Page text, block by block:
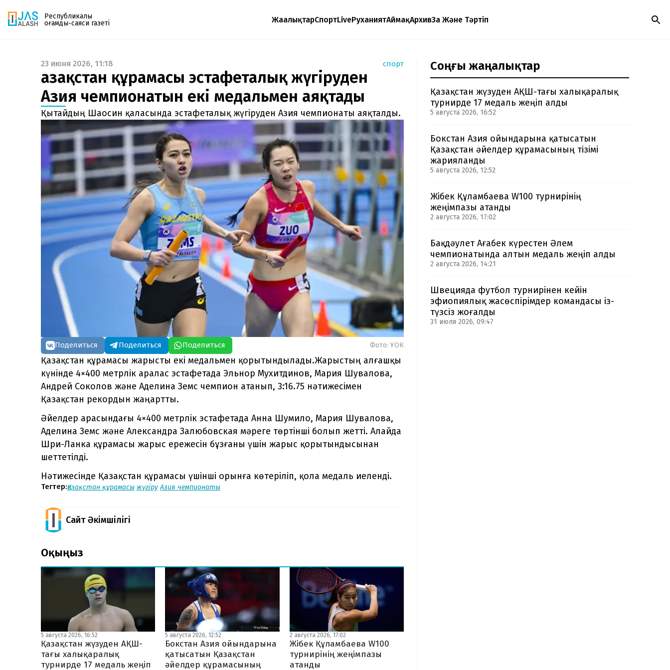
Республикалық
қоғамдық-саяси газеті
ЖаңалықтарСпортLiveРуханиятАймақАрхивЗаң Және Тәртіп
Газетке жазылу
PDF форматтағы газетті ай сайын электронды
поштаңызға алып отырыңыз. Жаңа нөмір
шыққан сәтте сізге бірден жіберіледі. Тек email
енгізіңіз, біз қалғанын өзіміз жібереміз.
23 июня 2026, 11:18 спорт
Қазақстан құрамасы эстафеталық жүгіруден
Азия чемпионатын екі медальмен аяқтады
Қытайдың Шаосин қаласында эстафеталық жүгіруден Азия чемпионаты аяқталды.
Поделиться Поделиться Поделиться Фото: ҰОК
Қазақстан құрамасы жарысты екі медальмен қорытындылады.Жарыстың алғашқы
күнінде 4×400 метрлік аралас эстафетада Эльнор Мухитдинов, Мария Шувалова,
Андрей Соколов және Аделина Земс чемпион атанып, 3:16.75 нәтижесімен
Қазақстан рекордын жаңартты.
Әйелдер арасындағы 4×400 метрлік эстафетада Анна Шумило, Мария Шувалова,
Аделина Земс және Александра Залюбовская мәреге төртінші болып жетті. Алайда
Шри-Ланка құрамасы жарыс ережесін бұзғаны үшін жарыс қорытындысынан
шеттетілді.
Нәтижесінде Қазақстан құрамасы үшінші орынға көтеріліп, қола медаль иеленді.
Тегтер:Қазақстан құрамасы жүгіру Азия чемпионаты
Сайт Әкімшілігі
Оқыңыз
5 августа 2026, 16:52
Қазақстан жүзуден АҚШ-
тағы халықаралық
турнирде 17 медаль жеңіп
5 августа 2026, 12:52
Бокстан Азия ойындарына
қатысатын Қазақстан
әйелдер құрамасының
2 августа 2026, 17:02
Жібек Құламбаева W100
турнирінің жеңімпазы
атанды
Соңғы жаңалықтар
Қазақстан жүзуден АҚШ-тағы халықаралық
турнирде 17 медаль жеңіп алды
5 августа 2026, 16:52
Бокстан Азия ойындарына қатысатын
Қазақстан әйелдер құрамасының тізімі
жарияланды
5 августа 2026, 12:52
Жібек Құламбаева W100 турнирінің
жеңімпазы атанды
2 августа 2026, 17:02
Бақдәулет Ағабек күрестен Әлем
чемпионатында алтын медаль жеңіп алды
2 августа 2026, 14:21
Швецияда футбол турнирінен кейін
эфиопиялық жасөспірімдер командасы із-
түзсіз жоғалды
31 июля 2026, 09:47